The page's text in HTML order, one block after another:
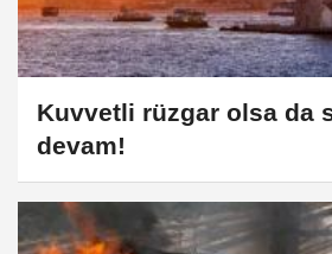
Kuvvetli rüzgar olsa da
devam!